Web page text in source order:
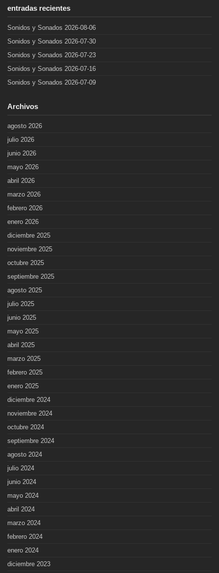
entradas recientes
Sonidos y Sonados 2026-08-06
Sonidos y Sonados 2026-07-30
Sonidos y Sonados 2026-07-23
Sonidos y Sonados 2026-07-16
Sonidos y Sonados 2026-07-09
Archivos
agosto 2026
julio 2026
junio 2026
mayo 2026
abril 2026
marzo 2026
febrero 2026
enero 2026
diciembre 2025
noviembre 2025
octubre 2025
septiembre 2025
agosto 2025
julio 2025
junio 2025
mayo 2025
abril 2025
marzo 2025
febrero 2025
enero 2025
diciembre 2024
noviembre 2024
octubre 2024
septiembre 2024
agosto 2024
julio 2024
junio 2024
mayo 2024
abril 2024
marzo 2024
febrero 2024
enero 2024
diciembre 2023